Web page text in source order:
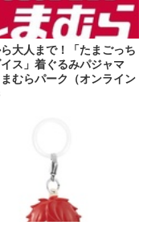
大人まで！「たまごっち
ス」着ぐるみパジャマ
むらパーク（オンライン
にて受注生産